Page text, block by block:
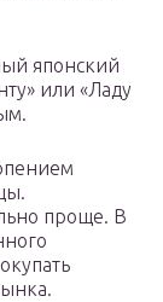
японский
или «Ладу
проще. В